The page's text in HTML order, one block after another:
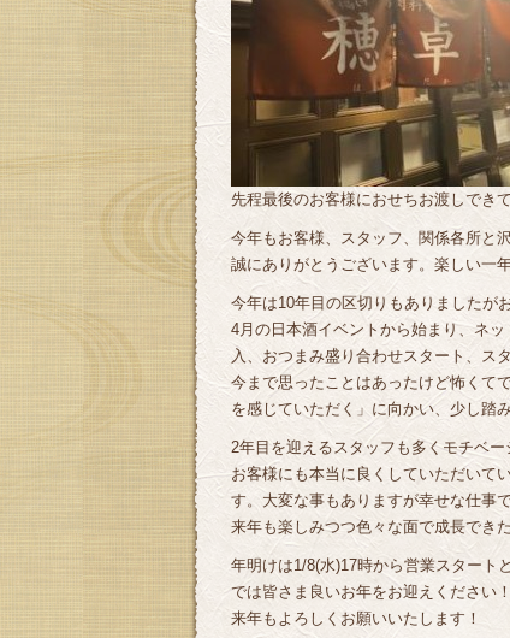
先程最後のお客様におせちお渡しでき
今年もお客様、スタッフ、関係各所と
誠にありがとうございます。楽しい一年
今年は10年目の区切りもありましたが
4月の日本酒イベントから始まり、ネ
入、おつまみ盛り合わせスタート、ス
今まで思ったことはあったけど怖くて
を感じていただく」に向かい、少し踏
2年目を迎えるスタッフも多くモチベ
お客様にも本当に良くしていただいて
す。大変な事もありますが幸せな仕事
来年も楽しみつつ色々な面で成長でき
年明けは1/8(水)17時から営業スタート
では皆さま良いお年をお迎えください！
来年もよろしくお願いいたします！